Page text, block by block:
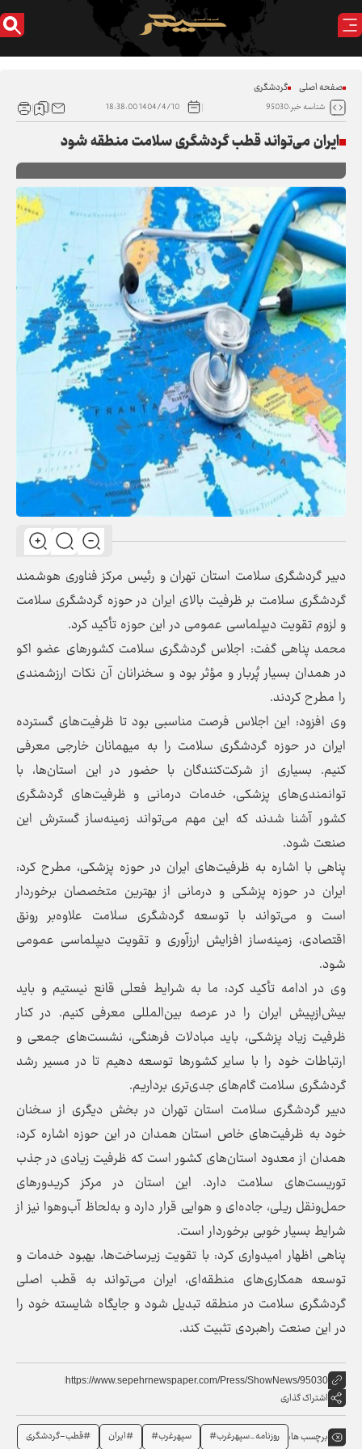
صفحه اصلی گردشگری
شناسه خبر:95030 1404/4/10 18:38:00
ایران می‌تواند قطب گردشگری سلامت منطقه شود
دبیر گردشگری سلامت استان تهران و رئیس مرکز فناوری هوشمند
گردشگری سلامت بر ظرفیت بالای ایران در حوزه گردشگری سلامت
و لزوم تقویت دیپلماسی عمومی در این حوزه تأکید کرد.
محمد پناهی گفت: اجلاس گردشگری سلامت کشورهای عضو اکو
در همدان بسیار پُربار و مؤثر بود و سخنرانان آن نکات ارزشمندی
را مطرح کردند.
وی افزود: این اجلاس فرصت مناسبی بود تا ظرفیت‌های گسترده
ایران در حوزه گردشگری سلامت را به میهمانان خارجی معرفی
کنیم. بسیاری از شرکت‌کنندگان با حضور در این استان‌ها، با
توانمندی‌های پزشکی، خدمات درمانی و ظرفیت‌های گردشگری
کشور آشنا شدند که این مهم می‌تواند زمینه‌ساز گسترش این
صنعت شود.
پناهی با اشاره به ظرفیت‌های ایران در حوزه پزشکی، مطرح کرد:
ایران در حوزه پزشکی و درمانی از بهترین متخصصان برخوردار
است و می‌تواند با توسعه گردشگری سلامت علاوه‌بر رونق
اقتصادی، زمینه‌ساز افزایش ارزآوری و تقویت دیپلماسی عمومی
شود.
وی در ادامه تأکید کرد: ما به شرایط فعلی قانع نیستیم و باید
بیش‌ازپیش ایران را در عرصه بین‌المللی معرفی کنیم. در کنار
ظرفیت زیاد پزشکی، باید مبادلات فرهنگی، نشست‌های جمعی و
ارتباطات خود را با سایر کشورها توسعه دهیم تا در مسیر رشد
گردشگری سلامت گام‌های جدی‌تری برداریم.
دبیر گردشگری سلامت استان تهران در بخش دیگری از سخنان
خود به ظرفیت‌های خاص استان همدان در این حوزه اشاره کرد:
همدان از معدود استان‌های کشور است که ظرفیت زیادی در جذب
توریست‌های سلامت دارد. این استان در مرکز کریدورهای
حمل‌ونقل ریلی، جاده‌ای و هوایی قرار دارد و به‌لحاظ آب‌وهوا نیز از
شرایط بسیار خوبی برخوردار است.
پناهی اظهار امیدواری کرد: با تقویت زیرساخت‌ها، بهبود خدمات و
توسعه همکاری‌های منطقه‌ای، ایران می‌تواند به قطب اصلی
گردشگری سلامت در منطقه تبدیل شود و جایگاه شایسته خود را
در این صنعت راهبردی تثبیت کند.
https://www.sepehrnewspaper.com/Press/ShowNews/95030
اشتراک گذاری
برچسب ها: روزنامه_سپهرغرب# سپهرغرب# #ایران #قطب-گردشگری